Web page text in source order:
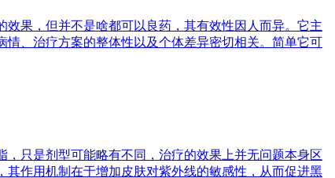
果，但并不是啥都可以良药，其有效性因人而异。它主
、治疗方案的整体性以及个体差异密切相关。简单它可
只是剂型可能略有不同，治疗的效果上并无问题本身区
作用机制在于增加皮肤对紫外线的敏感性，从而促进黑